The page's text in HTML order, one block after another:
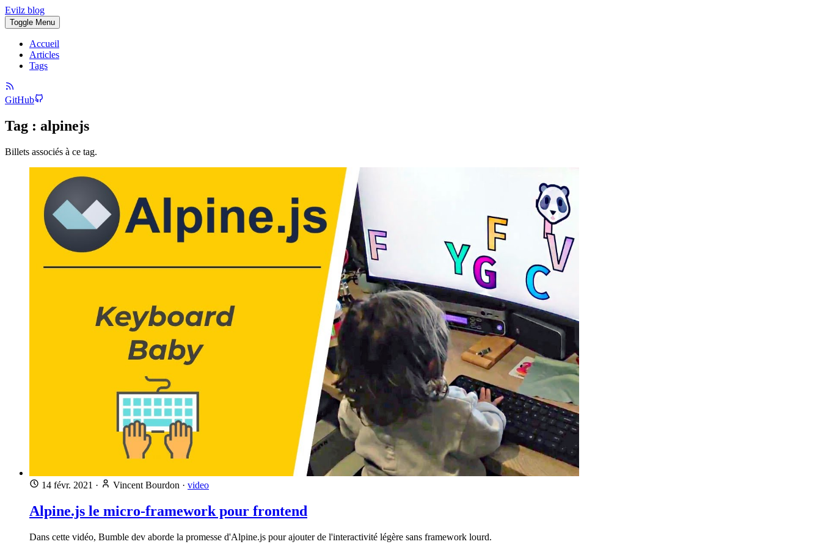
Evilz blog
Toggle Menu
Accueil
Articles
Tags
GitHub
Tag : alpinejs
Billets associés à ce tag.
14 févr. 2021 · Vincent Bourdon · video
Alpine.js le micro-framework pour frontend
Dans cette vidéo, Bumble dev aborde la promesse d'Alpine.js pour ajouter de l'interactivité légère sans framework lourd.